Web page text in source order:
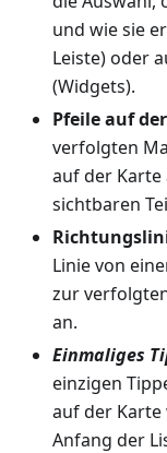
und wie sie
Leiste) oder
(Widgets).
Pfeile auf
verfolgten
auf der
sichtbaren
Linie von
zur
an.
Einmaliges
einzigen
auf der
Anfang der